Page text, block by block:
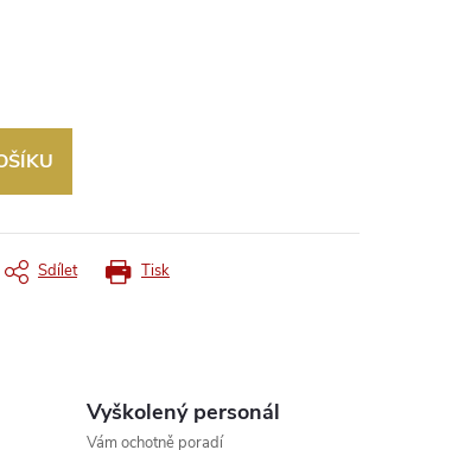
Tisk
Sdílet
Vyškolený personál
Vám ochotně poradí